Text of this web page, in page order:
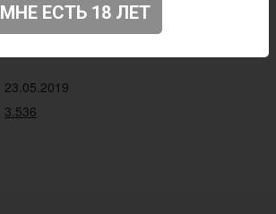
5,0%
23.05.2019
3.536
МНЕ ЕСТЬ 18 ЛЕТ